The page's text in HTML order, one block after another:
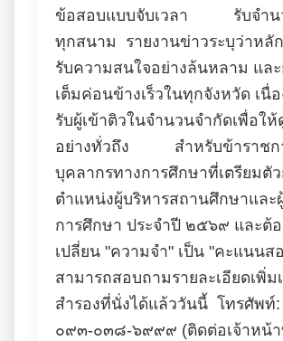
ข้อสอบแบบจับเวลา รับจำน
ทุกสนาม รายงานข่าวระบุว่าหลั
รับความสนใจอย่างล้นหลาม แล
เต็มค่อนข้างเร็วในทุกจังหวัด เนื่อ
รับผู้เข้าติวในจำนวนจำกัดเพื่อให้
อย่างทั่วถึง สำหรับข้าราชกา
บุคลากรทางการศึกษาที่เตรียมตั
ตำแหน่งผู้บริหารสถานศึกษาและ
การศึกษา ประจำปี ๒๕๖๙ และต้
เปลี่ยน "ความจำ" เป็น "คะแนนส
สามารถสอบถามรายละเอียดเพิ่ม
สำรองที่นั่งได้แล้ววันนี้ โทรศัพท์:
๐๙๓-๐๓๘-๖๙๙๙ (ติดต่อเจ้าหน้า